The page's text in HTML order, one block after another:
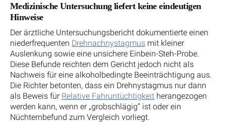
Medizinische Untersuchung liefert keine eindeutigen
Hinweise
Der ärztliche Untersuchungsbericht dokumentierte einen
niederfrequenten Drehnachnystagmus mit kleiner
Auslenkung sowie eine unsichere Einbein-Steh-Probe.
Diese Befunde reichten dem Gericht jedoch nicht als
Nachweis für eine alkoholbedingte Beeinträchtigung aus.
Die Richter betonten, dass ein Drehnystagmus nur dann
als Beweis für Relative Fahruntüchtigkeit herangezogen
werden kann, wenn er „grobschlägig“ ist oder ein
Nüchternbefund zum Vergleich vorliegt.